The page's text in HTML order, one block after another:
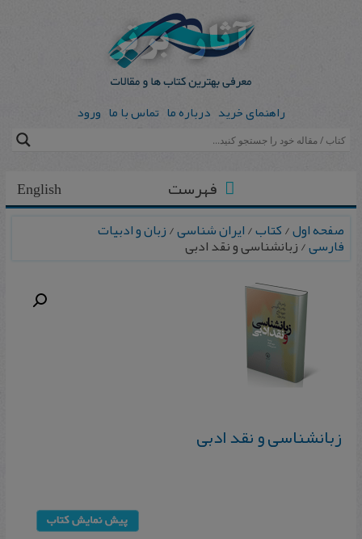
راهنمای خرید درباره ما تماس با ما ورود
English فهرست
صفحه اول/کتاب/ایران شناسی/زبان و ادبیات
فارسی/ زبانشناسی و نقد ادبی
زبانشناسی و نقد ادبی